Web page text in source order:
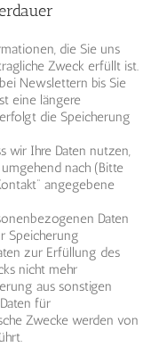
die Sie uns
Zweck erfüllt ist.
Newslettern bis Sie
eine längere
die Speicherung
wir Ihre Daten nutzen,
nach (Bitte
angegebene
Daten
Speicherung
zur Erfüllung des
nicht mehr
aus sonstigen
für
Zwecke werden von